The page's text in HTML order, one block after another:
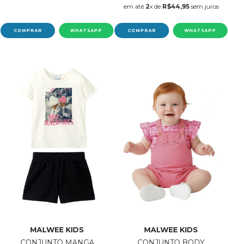
COMPRAR WHATSAPP
em até 2x de R$44,95sem juros
COMPRAR WHATSAPP
MALWEE KIDS
MALWEE KIDS